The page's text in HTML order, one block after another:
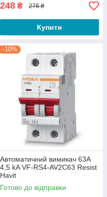
248 ₴ 276 ₴
Купити
–10%
Автоматичний вимикач 63А
4,5 kA VF-RS4-AV2C63 Resist
Havit
Готово до відправки